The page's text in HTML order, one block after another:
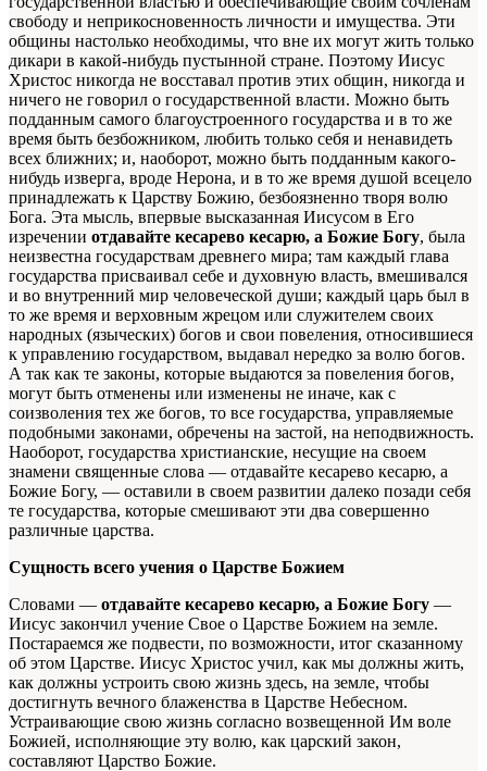
свободу и неприкосновенность личности и имущества. Эти
общины настолько необходимы, что вне их могут жить только
дикари в какой-нибудь пустынной стране. Поэтому Иисус
Христос никогда не восставал против этих общин, никогда и
ничего не говорил о государственной власти. Можно быть
подданным самого благоустроенного государства и в то же
время быть безбожником, любить только себя и ненавидеть
всех ближних; и, наоборот, можно быть подданным какого-
нибудь изверга, вроде Нерона, и в то же время душой всецело
принадлежать к Царству Божию, безбоязненно творя волю
Бога. Эта мысль, впервые высказанная Иисусом в Его
изречении отдавайте кесарево кесарю, а Божие Богу, была
неизвестна государствам древнего мира; там каждый глава
государства присваивал себе и духовную власть, вмешивался
и во внутренний мир человеческой души; каждый царь был в
то же время и верховным жрецом или служителем своих
народных (языческих) богов и свои повеления, относившиеся
к управлению государством, выдавал нередко за волю богов.
А так как те законы, которые выдаются за повеления богов,
могут быть отменены или изменены не иначе, как с
соизволения тех же богов, то все государства, управляемые
подобными законами, обречены на застой, на неподвижность.
Наоборот, государства христианские, несущие на своем
знамени священные слова — отдавайте кесарево кесарю, а
Божие Богу, — оставили в своем развитии далеко позади себя
те государства, которые смешивают эти два совершенно
различные царства.
Сущность всего учения о Царстве Божием
Словами — отдавайте кесарево кесарю, а Божие Богу —
Иисус закончил учение Свое о Царстве Божием на земле.
Постараемся же подвести, по возможности, итог сказанному
об этом Царстве. Иисус Христос учил, как мы должны жить,
как должны устроить свою жизнь здесь, на земле, чтобы
достигнуть вечного блаженства в Царстве Небесном.
Устраивающие свою жизнь согласно возвещенной Им воле
Божией, исполняющие эту волю, как царский закон,
составляют Царство Божие.